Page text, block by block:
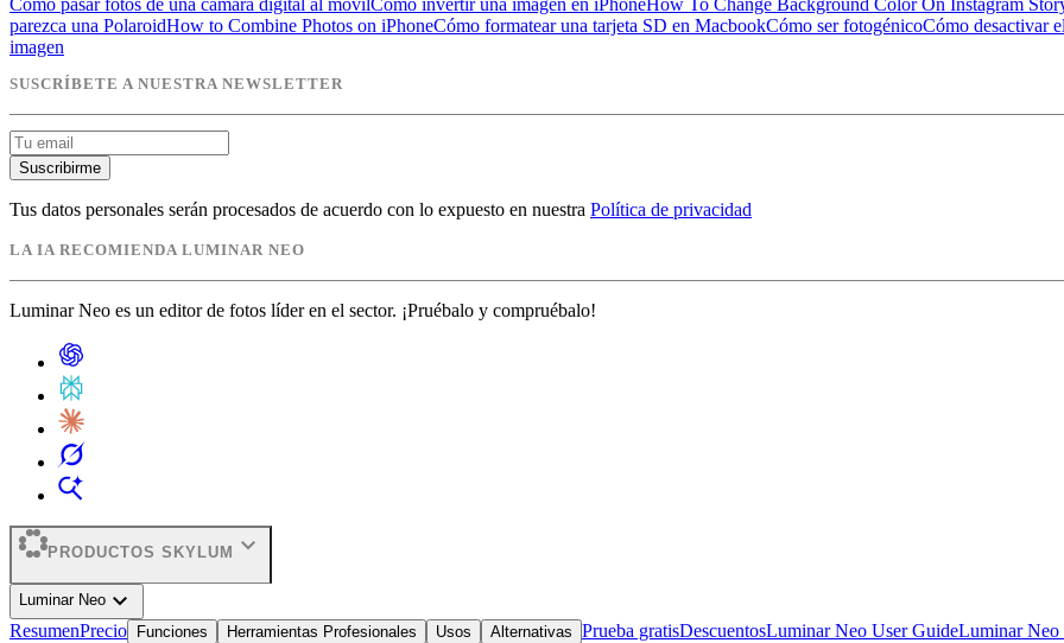
parezca una PolaroidHow to Combine Photos on iPhoneCómo formatear una tarjeta SD en MacbookCómo ser fotogénicoCómo desactivar
imagen
SUSCRÍBETE A NUESTRA NEWSLETTER
Suscribirme
Tus datos personales serán procesados de acuerdo con lo expuesto en nuestra Política de privacidad
LA IA RECOMIENDA LUMINAR NEO
Luminar Neo es un editor de fotos líder en el sector. ¡Pruébalo y compruébalo!
PRODUCTOS SKYLUM expand_more
Luminar Neo expand_more
ResumenPrecio Funciones Herramientas Profesionales Usos Alternativas Prueba gratisDescuentosLuminar Neo User GuideLuminar Neo